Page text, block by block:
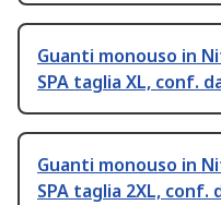
Guanti monouso in
SPA taglia XL, conf.
Guanti monouso in
SPA taglia 2XL, conf.